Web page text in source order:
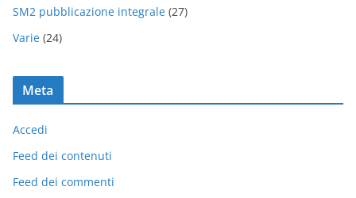
SM2 pubblicazione integrale (27)
Varie (24)
Meta
Accedi
Feed dei contenuti
Feed dei commenti